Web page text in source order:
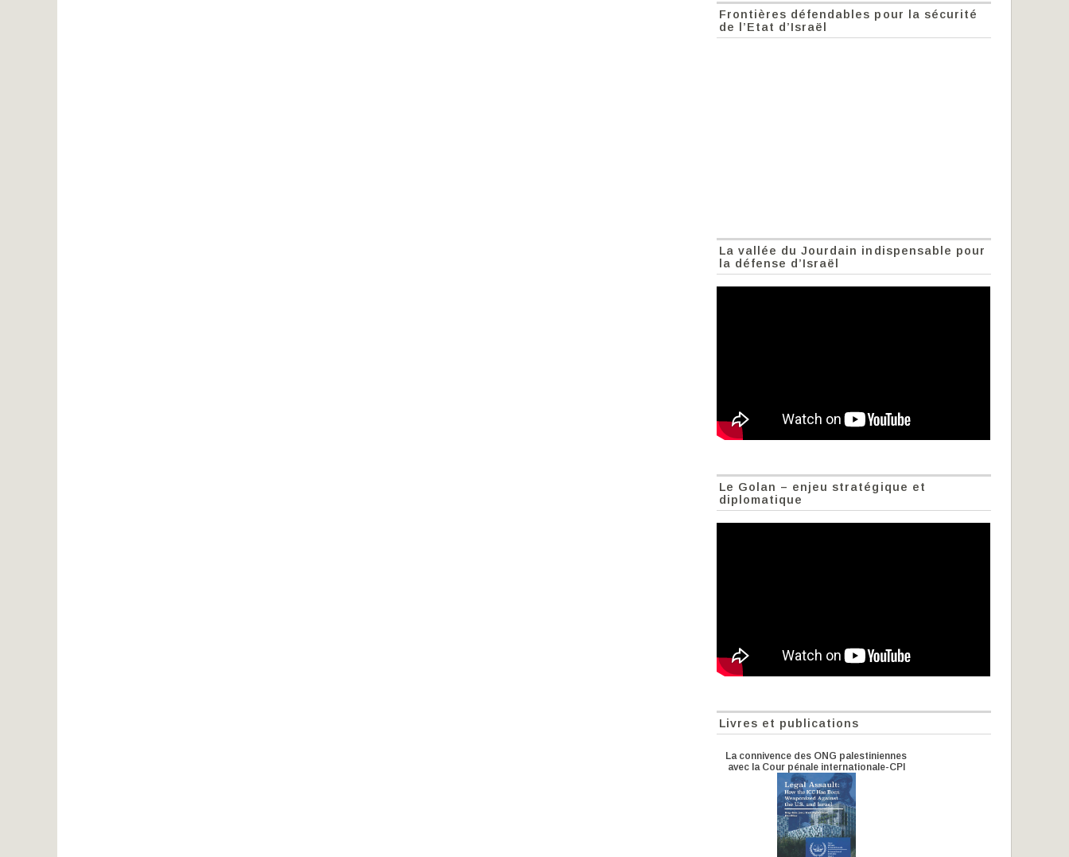
Frontières défendables pour la sécurité
de l’Etat d’Israël
La vallée du Jourdain indispensable pour
la défense d’Israël
Le Golan – enjeu stratégique et
diplomatique
Livres et publications
La connivence des ONG palestiniennes
avec la Cour pénale internationale-CPI